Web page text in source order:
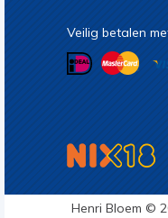
Veilig betalen
Henri Bloem ©